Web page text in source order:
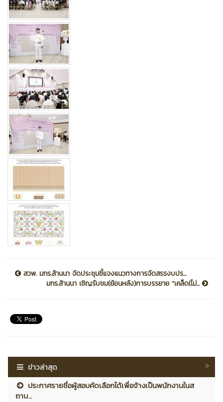
สวพ. มทร.ล้านนา จัดประชุมชี้แจงแนวทางการจัดสรรงบปร...
มทร.ล้านนา เชิญรับชม(ย้อนหลัง)การบรรยาย “เคล็ด(ไม่...
ข่าวล่าสุด
ประกาศรายชื่อผู้สอบคัดเลือกได้เพื่อจ้างเป็นพนักงานในส
ถาบ...